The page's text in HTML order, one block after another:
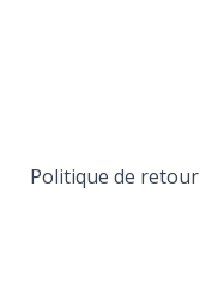
Politique de retour